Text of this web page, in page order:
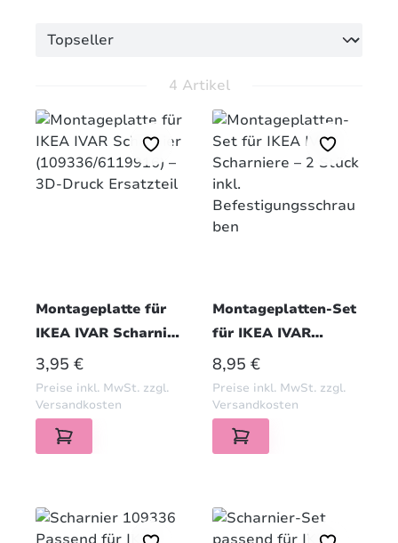
4 Artikel
Montageplatte für
IKEA IVAR Scharnier
(109336/6119916) –
3D-Druck Ersatzteil
REGULÄRER PREIS:
3,95 €
Preise inkl. MwSt. zzgl.
Versandkosten
Montageplatten-Set
für IKEA IVAR
Scharniere – 2 Stück
inkl.
Befestigungsschraub
REGULÄRER PREIS:
8,95 €
Preise inkl. MwSt. zzgl.
Versandkosten